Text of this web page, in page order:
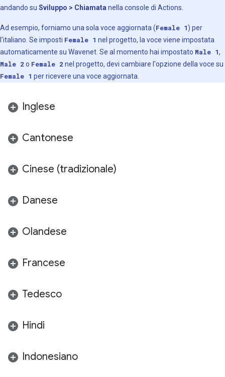
andando su Sviluppo > Chiamata nella console di Actions.
Ad esempio, forniamo una sola voce aggiornata (Female 1) per
l'italiano. Se imposti Female 1 nel progetto, la voce viene impostata
automaticamente su Wavenet. Se al momento hai impostato Male 1,
Male 2o Female 2nel progetto, devi cambiare l'opzione della voce su
Female 1 per ricevere una voce aggiornata.
Inglese
Cantonese
Cinese (tradizionale)
Danese
Olandese
Francese
Tedesco
Hindi
Indonesiano